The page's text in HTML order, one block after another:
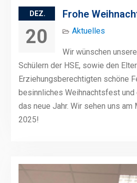
DEZ.
20
Frohe
Aktuelles
Wir wünschen
Schülern der HSE, sowie den
Erziehungsberechtigten schöne
besinnliches Weihnachtsfest und
das neue Jahr. Wir sehen uns am
2025!